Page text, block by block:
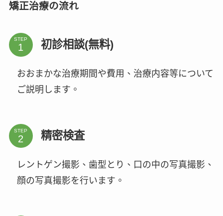
矯正治療の流れ
STEP 初診相談(無料)
おおまかな治療期間や費用、治療内容等について
ご説明します。
STEP 精密検査
レントゲン撮影、歯型とり、口の中の写真撮影、
顔の写真撮影を行います。